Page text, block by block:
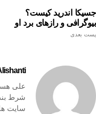
جسیکا اندرید کیست؟
بیوگرافی و رازهای برد او
پست بعدی
علی
شرط
سایت